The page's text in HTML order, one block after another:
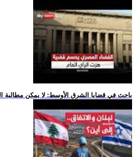
.. باحث في قضايا الشرق الأوسط: لا يمكن مطالبة